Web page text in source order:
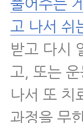
고 나서 쉬
받고 다시
고, 또는
나서 또 치
과정을 무